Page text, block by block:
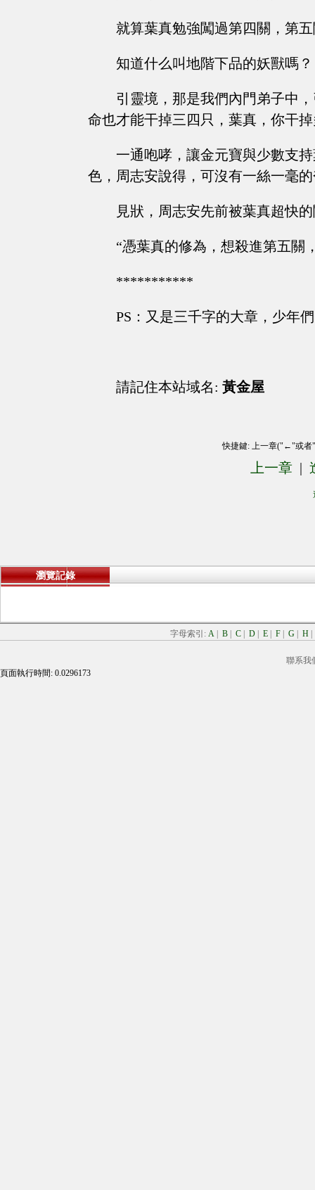
就算葉真勉強闖過第四關，第
知道什么叫地階下品的妖獸嗎？
引靈境，那是我們內門弟子中
命也才能干掉三四只，葉真，你干
一通咆哮，讓金元寶與少數支
色，周志安說得，可沒有一絲一毫
見狀，周志安先前被葉真超快
“憑葉真的修為，想殺進第五關
***********
PS：又是三千字的大章，少年
請記住本站域名: 黃金屋
快捷鍵: 上一章("←"或
上一章 |
瀏覽記錄
字母索引: A B C D E F G H
聯系我
頁面執行時間: 0.0296173